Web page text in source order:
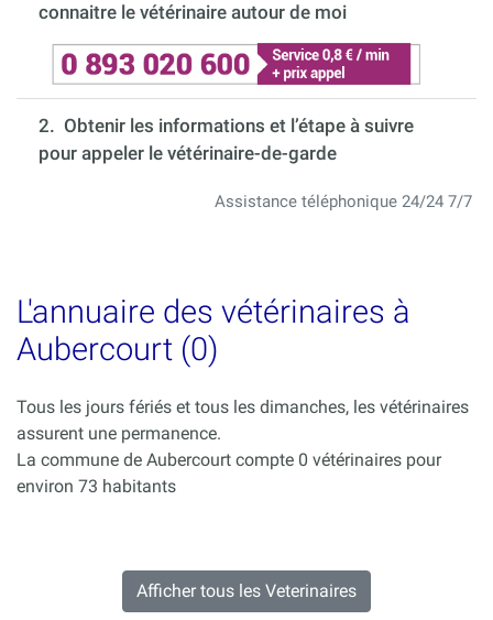
connaitre le vétérinaire autour de moi
2. Obtenir les informations et l’étape à suivre
pour appeler le vétérinaire-de-garde
Assistance téléphonique 24/24 7/7
L'annuaire des vétérinaires à
Aubercourt (0)
Tous les jours fériés et tous les dimanches, les vétérinaires
assurent une permanence.
La commune de Aubercourt compte 0 vétérinaires pour
environ 73 habitants
Afficher tous les Veterinaires